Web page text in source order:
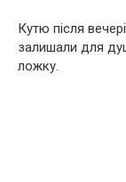
Кутю після
залишали для
ложку.